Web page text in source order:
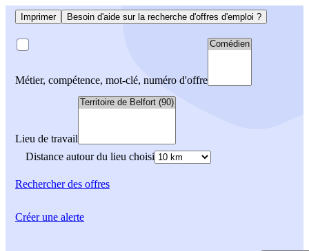
Imprimer Besoin d'aide sur la recherche d'offres d'emploi ?
Métier, compétence, mot-clé, numéro d'offre
Lieu de travail
Distance autour du lieu choisi
Rechercherdes offres
Créer une alerte